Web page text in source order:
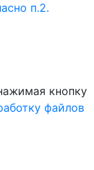
п.2.
кнопку
файлов